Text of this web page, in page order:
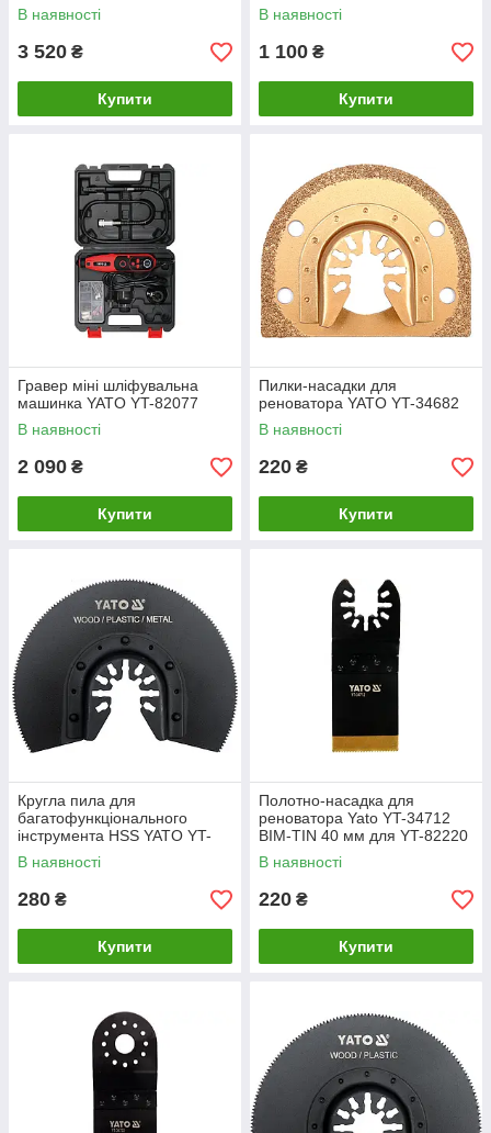
В наявності
3 520 ₴
Купити
В наявності
1 100 ₴
Купити
Гравер міні шліфувальна
машинка YATO YT-82077
В наявності
2 090 ₴
Купити
Пилки-насадки для
реноватора YATO YT-34682
В наявності
220 ₴
Купити
Кругла пила для
багатофункціонального
інструмента HSS YATO YT-
34680
В наявності
280 ₴
Купити
Полотно-насадка для
реноватора Yato YT-34712
BIM-TIN 40 мм для YT-82220
В наявності
220 ₴
Купити